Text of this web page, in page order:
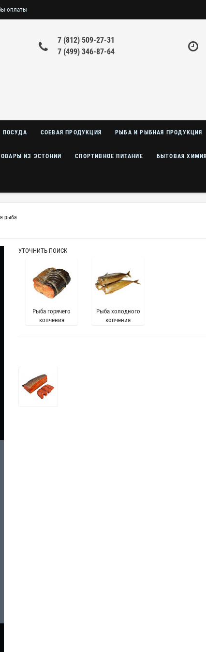
оплаты
7 (812) 509-27-31
7 (499) 346-87-64
ПОСУДА СОЕВАЯ ПРОДУКЦИЯ РЫБА И РЫБНАЯ ПРОДУКЦИЯ
ИЗ ЭСТОНИИ СПОРТИВНОЕ ПИТАНИЕ БЫТОВАЯ ХИМИЯ
рыба
УТОЧНИТЬ ПОИСК
Рыба горячего
копчения
Рыба холодного
копчения